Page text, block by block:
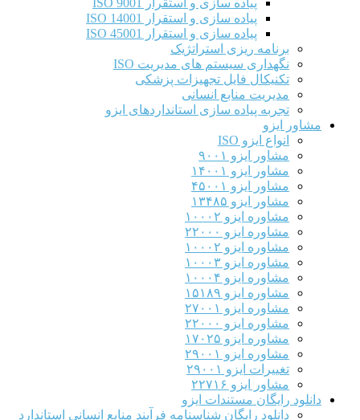
پیاده سازی و استقرار ISO 14001
پیاده سازی و استقرار ISO 45001
برنامه ریزی استراتژیک
نگهداری سیستم های مدیریت ISO
تکنیکال فایل تجهیزات پزشکی
مدیریت منابع انسانی
تجربه پیاده سازی استانداردهای ایزو
مشاور ایزو
انواع ایزو ISO
مشاور ایزو ۹۰۰۱
مشاور ایزو ۱۴۰۰۱
مشاور ایزو ۴۵۰۰۱
مشاور ایزو ۱۳۴۸۵
مشاوره ایزو ۱۰۰۰۲
مشاوره ایزو ۲۲۰۰۰
مشاوره ایزو ۱۰۰۰۲
مشاوره ایزو ۱۰۰۰۳
مشاوره ایزو ۱۰۰۰۴
مشاوره ایزو ۱۵۱۸۹
مشاوره ایزو ۲۷۰۰۱
مشاوره ایزو ۲۲۰۰۰
مشاوره ایزو ۱۷۰۲۵
مشاوره ایزو ۲۹۰۰۱
تغییرات ایزو ۲۹۰۰۱
مشاور ایزو ۲۲۷۱۶
دانلود رایگان مستندات ایزو
دانلود رایگان شناسنامه فرآیند منابع انسانی استاندارد